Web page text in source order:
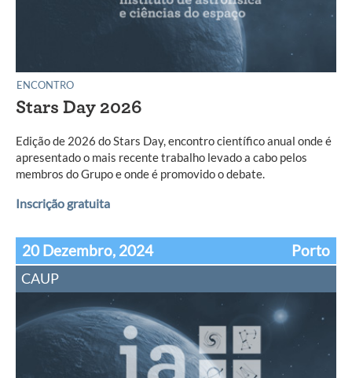
ENCONTRO
Stars Day 2026
Edição de 2026 do Stars Day, encontro científico anual onde é
apresentado o mais recente trabalho levado a cabo pelos
membros do Grupo e onde é promovido o debate.
Inscrição gratuita
20 Dezembro, 2024 Porto
CAUP